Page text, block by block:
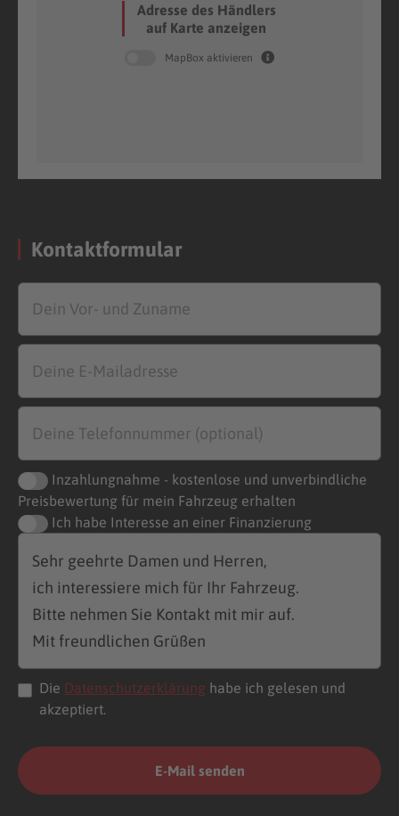
Adresse des Händlers
auf Karte anzeigen
MapBox aktivieren
Kontaktformular
Inzahlungnahme - kostenlose und unverbindliche
Preisbewertung für mein Fahrzeug erhalten
Ich habe Interesse an einer Finanzierung
Die Datenschutzerklärung habe ich gelesen und
akzeptiert.